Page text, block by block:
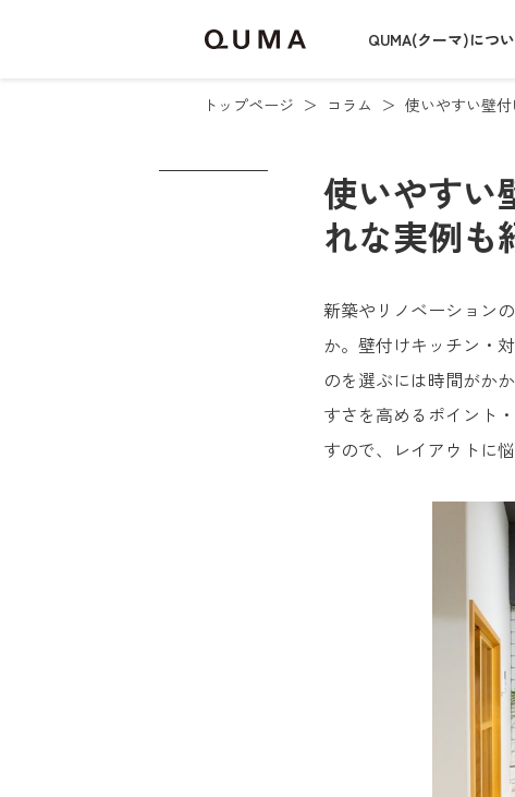
QUMA(クーマ)につ
トップページ コラム 使いやすい壁
使いやすい
れな実例も
新築やリノベーション
か。壁付けキッチン・
のを選ぶには時間がか
すさを高めるポイント
すので、レイアウトに